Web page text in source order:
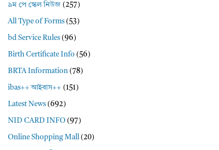
৯ম পে স্কেল নিউজ (257)
All Type of Forms (53)
bd Service Rules (96)
Birth Certificate Info (56)
BRTA Information (78)
ibas++ আইবাস++ (151)
Latest News (692)
NID CARD INFO (97)
Online Shopping Mall (20)